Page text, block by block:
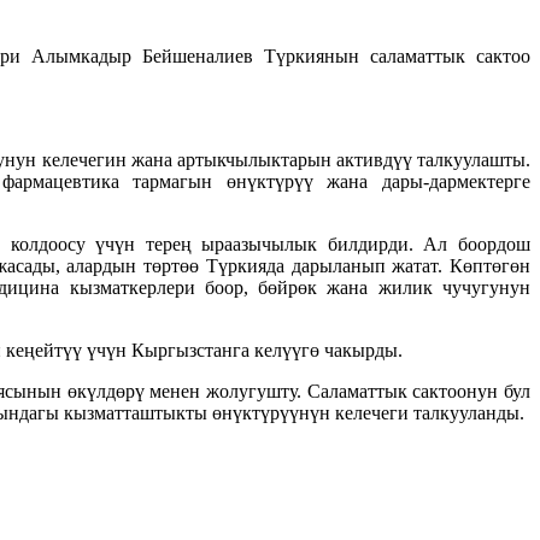
Алымкадыр Бейшеналиев Түркиянын саламаттык сактоо
келечегин жана артыкчылыктарын активдүү талкуулашты.
тармагын өнүктүрүү жана дары-дармектерге
колдоосу үчүн терең ыраазычылык билдирди. Ал боордош
алардын төртөө Түркияда дарыланып жатат. Көптөгөн
кызматкерлери боор, бөйрөк жана жилик чучугунун
үчүн Кыргызстанга келүүгө чакырды.
өкүлдөрү менен жолугушту. Саламаттык сактоонун бул
кызматташтыкты өнүктүрүүнүн келечеги талкууланды.